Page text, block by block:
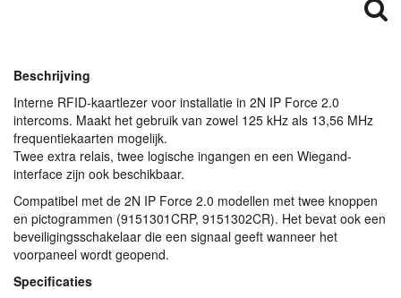
Beschrijving
Interne RFID-kaartlezer voor installatie in 2N IP Force 2.0
intercoms. Maakt het gebruik van zowel 125 kHz als 13,56 MHz
frequentiekaarten mogelijk.
Twee extra relais, twee logische ingangen en een Wiegand-
interface zijn ook beschikbaar.
Compatibel met de 2N IP Force 2.0 modellen met twee knoppen
en pictogrammen (9151301CRP, 9151302CR). Het bevat ook een
beveiligingsschakelaar die een signaal geeft wanneer het
voorpaneel wordt geopend.
Specificaties